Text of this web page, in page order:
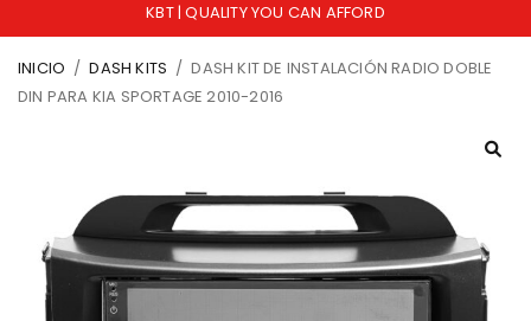
KBT | QUALITY YOU CAN AFFORD
INICIO / DASH KITS / DASH KIT DE INSTALACIÓN RADIO DOBLE
DIN PARA KIA SPORTAGE 2010-2016